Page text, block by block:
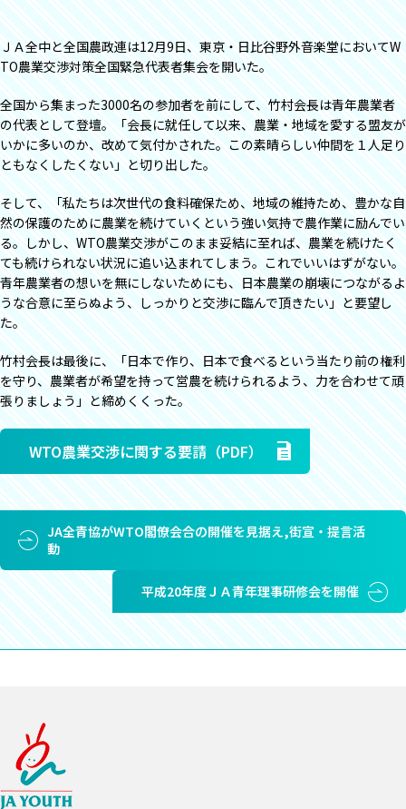
ＪＡ全中と全国農政連は12月9日、東京・日比谷野外音楽堂においてW
TO農業交渉対策全国緊急代表者集会を開いた。
全国から集まった3000名の参加者を前にして、竹村会長は青年農業者
の代表として登壇。「会長に就任して以来、農業・地域を愛する盟友が
いかに多いのか、改めて気付かされた。この素晴らしい仲間を１人足り
ともなくしたくない」と切り出した。
そして、「私たちは次世代の食料確保ため、地域の維持ため、豊かな自
然の保護のために農業を続けていくという強い気持で農作業に励んでい
る。しかし、WTO農業交渉がこのまま妥結に至れば、農業を続けたく
ても続けられない状況に追い込まれてしまう。これでいいはずがない。
青年農業者の想いを無にしないためにも、日本農業の崩壊につながるよ
うな合意に至らぬよう、しっかりと交渉に臨んで頂きたい」と要望し
た。
竹村会長は最後に、「日本で作り、日本で食べるという当たり前の権利
を守り、農業者が希望を持って営農を続けられるよう、力を合わせて頑
張りましょう」と締めくくった。
WTO農業交渉に関する要請（PDF）
JA全青協がWTO閣僚会合の開催を見据え,街宣・提言活
動
平成20年度ＪＡ青年理事研修会を開催